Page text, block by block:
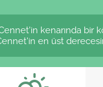
kenarında
en üst